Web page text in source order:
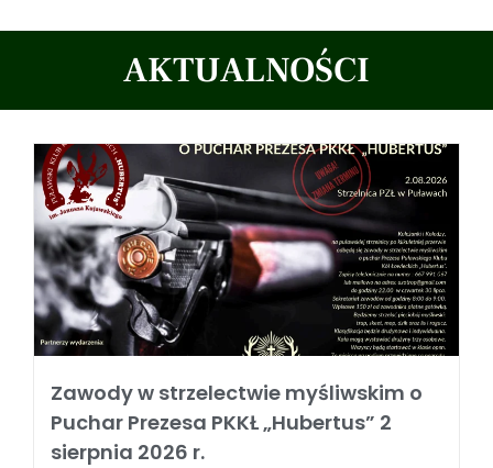
AKTUALNOŚCI
Zawody w strzelectwie myśliwskim o
Puchar Prezesa PKKŁ „Hubertus” 2
sierpnia 2026 r.